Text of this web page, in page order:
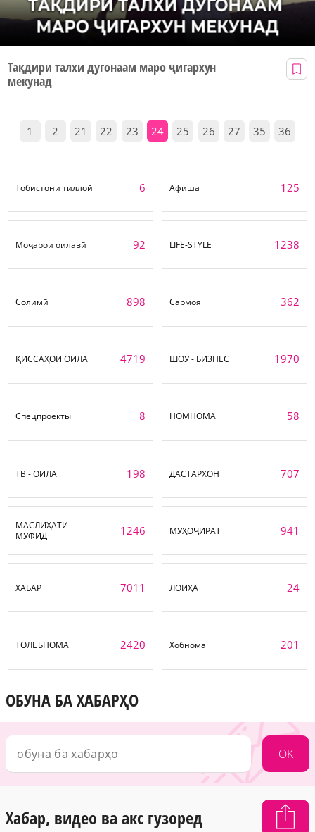
Тақдири талхи дугонаам маро ҷигархун
мекунад
1 2 21 22 23 24 25 26 27 35 36
Тобистони тиллоӣ 6 Афиша 125
Моҷарои оилавӣ 92 LIFE-STYLE 1238
Солимӣ 898 Сармоя 362
ҚИССАҲОИ ОИЛА 4719 ШОУ - БИЗНЕС 1970
Спецпроекты 8 НОМНОМА 58
ТВ - ОИЛА 198 ДАСТАРХОН 707
МАСЛИҲАТИ
МУФИД
1246 МУҲОҶИРАТ 941
ХАБАР 7011 ЛОИҲА 24
ТОЛЕЪНОМА 2420 Хобнома 201
ОБУНА БА ХАБАРҲО
OK
Хабар, видео ва акс гузоред